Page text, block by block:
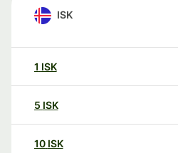
ISK
1 ISK
5 ISK
10 ISK